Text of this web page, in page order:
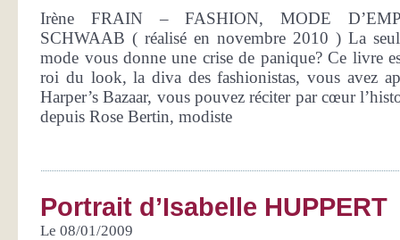
Irène FRAIN – FASHION, MODE
SCHWAAB ( réalisé en novembre 2010 ) La
mode vous donne une crise de panique? Ce livre
roi du look, la diva des fashionistas, vous avez
Harper’s Bazaar, vous pouvez réciter par cœur
depuis Rose Bertin, modiste
Portrait d’Isabelle HUPPERT
Le 08/01/2009